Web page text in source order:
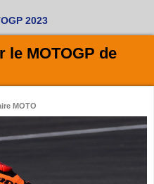
ouSCOOTER
Trouver un garage Moto !
MOTO & SCOOTER
2023
le MOTOGP de
MOTO